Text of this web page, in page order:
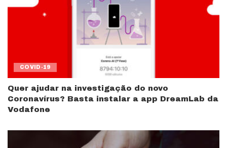
COVID-19
Quer ajudar na investigação do novo
Coronavírus? Basta instalar a app DreamLab da
Vodafone